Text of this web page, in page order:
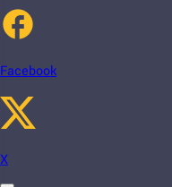
Facebook
X